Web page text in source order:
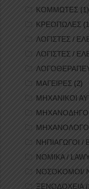
ΚΟΜΜΩΤΕΣ (1)
ΚΡΕΟΠΩΛΕΣ
ΛΟΓΙΣΤΕΣ /
ΛΟΓΙΣΤΕΣ /
ΜΑΓΕΙΡΕΣ (2)
ΜΗΧΑΝΙΚΟΙ
ΝΗΠΙΑΓΩΓΟΙ
ΝΟΜΙΚΑ /
ΝΟΣΟΚΟΜΟΙ/
ΞΕΝΟΔΟΧΕΙΑ